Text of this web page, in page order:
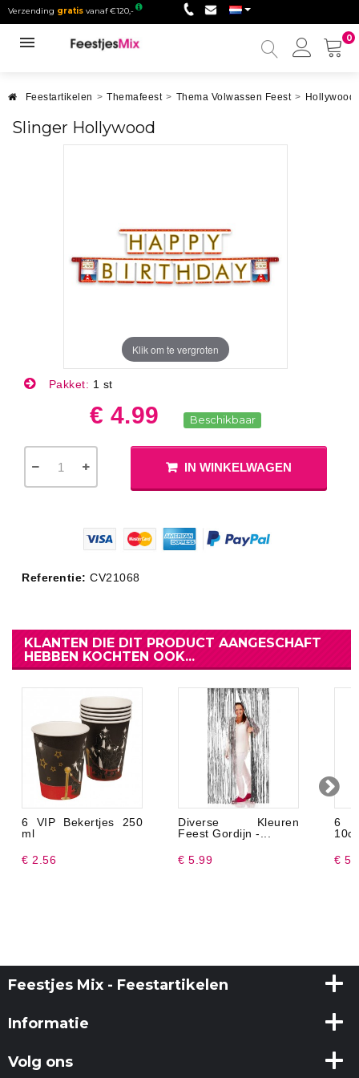
Verzending gratis vanaf €120,-
0
Mijn
Feestartikelen > Themafeest > Thema Volwassen Feest > Hollywood
Slinger Hollywood
Klik om te vergroten
Pakket: 1 st
€ 4.99 Beschikbaar
IN WINKELWAGEN
Referentie: CV21068
KLANTEN DIE DIT PRODUCT AANGESCHAFT
HEBBEN KOCHTEN OOK...
6 VIP Bekertjes 250
ml
€ 2.56
Diverse Kleuren
Feest Gordijn -...
€ 5.99
6
€
Feestjes Mix - Feestartikelen
Informatie
Volg ons